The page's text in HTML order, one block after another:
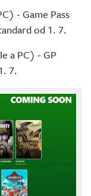
- Game Pass
od 1. 7.
a PC) - GP
7.